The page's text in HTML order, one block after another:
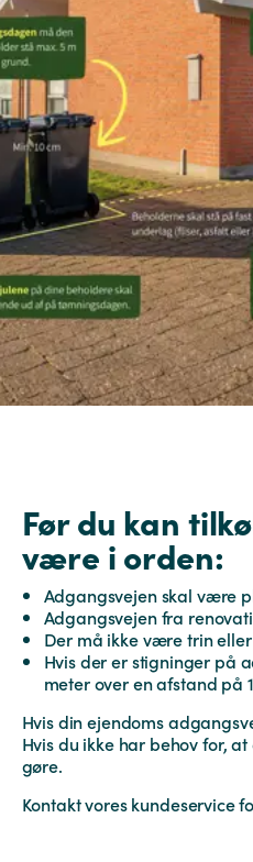
Før du kan
være i orden:
Adgangsvejen skal være
Adgangsvejen fra
Der må ikke være trin
Hvis der er stigninger på
‬meter over en afstand på
Hvis din ejendoms
Hvis du ikke har behov for,
gøre.
Kontakt vores kundeservice